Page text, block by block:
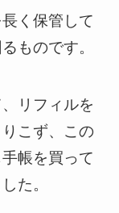
く保管して
ものです。
リフィルを
こず、この
帳を買って
た。